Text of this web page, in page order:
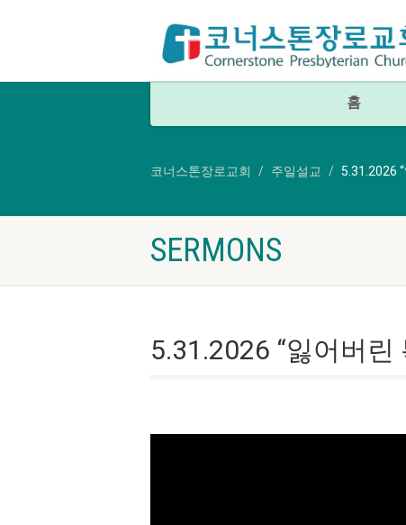
홈
코너스톤장로교회 주일설교 5.31.2026
SERMONS
5.31.2026 “잃어버